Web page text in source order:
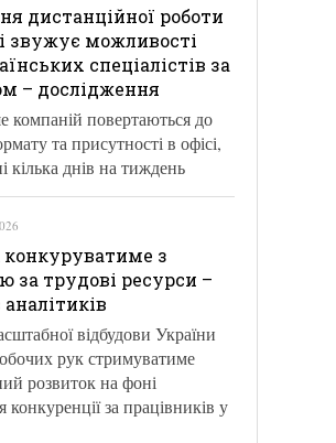
дистанційної роботи
звужує можливості
спеціалістів за
– дослідження
компаній повертаються до
та присутності в офісі,
кілька днів на тиждень
конкуруватиме з
за трудові ресурси –
відбудови України
рук стримуватиме
розвиток на фоні
конкуренції за працівників у